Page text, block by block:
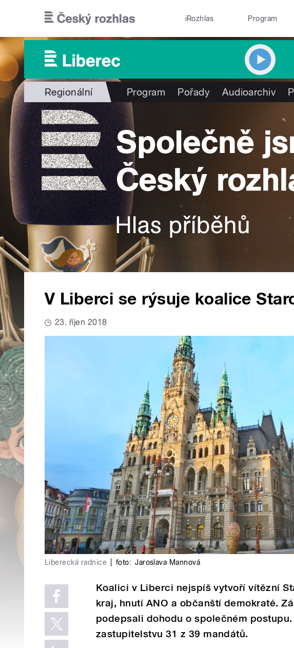
iRozhlas Program
Regionální Program Pořady Audioarchiv
V Liberci se rýsuje koalice
23. říjen 2018
Liberecká radnice foto: Jaroslava Mannová
Koalici v Liberci nejspíš vytvoří vítězní
kraj, hnutí ANO a občanští demokraté.
podepsali dohodu o společném
zastupitelstvu 31 z 39 mandátů.